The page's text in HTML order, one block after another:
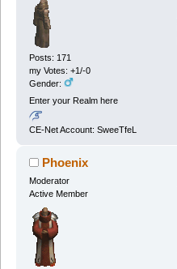
Posts: 171
my Votes: +1/-0
Gender:
Enter your Realm here
CE-Net Account: SweeTfeL
Phoenix
Moderator
Active Member